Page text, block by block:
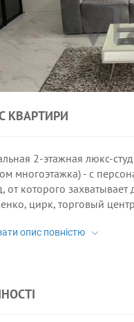
КВАРТИРИ
2-этажная люкс-
многоэтажка) - с
от которого
цирк, торговый